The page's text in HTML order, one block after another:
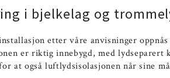
i bjelkelag og
etter våre anvisninger
er riktig innebygd, med lydseparert
at også luftlydsisolasjonen når sine